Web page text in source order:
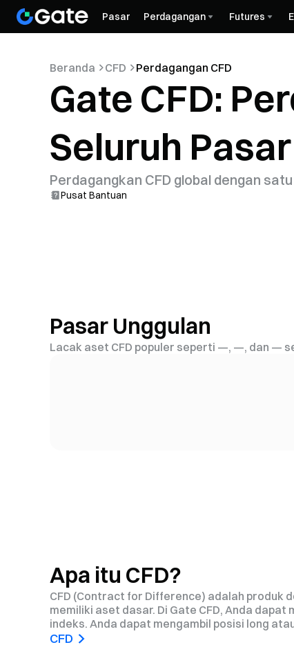
Pasar Perdagangan Futures
Beranda CFD Perdagangan CFD
Gate CFD:
Seluruh
Perdagangkan CFD global dengan
Pusat Bantuan
Pasar Unggulan
Lacak aset CFD populer seperti —, —, dan —
Apa itu CFD?
CFD (Contract for Difference) adalah produk
memiliki aset dasar. Di Gate CFD, Anda
indeks. Anda dapat mengambil posisi long
CFD